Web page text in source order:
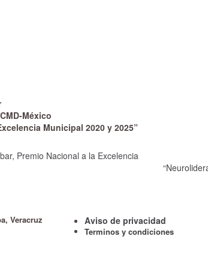
México
Municipal 2020 y 2025”
Premio Nacional a la Excelencia
Veracruz
Aviso de privacidad
Terminos y condiciones